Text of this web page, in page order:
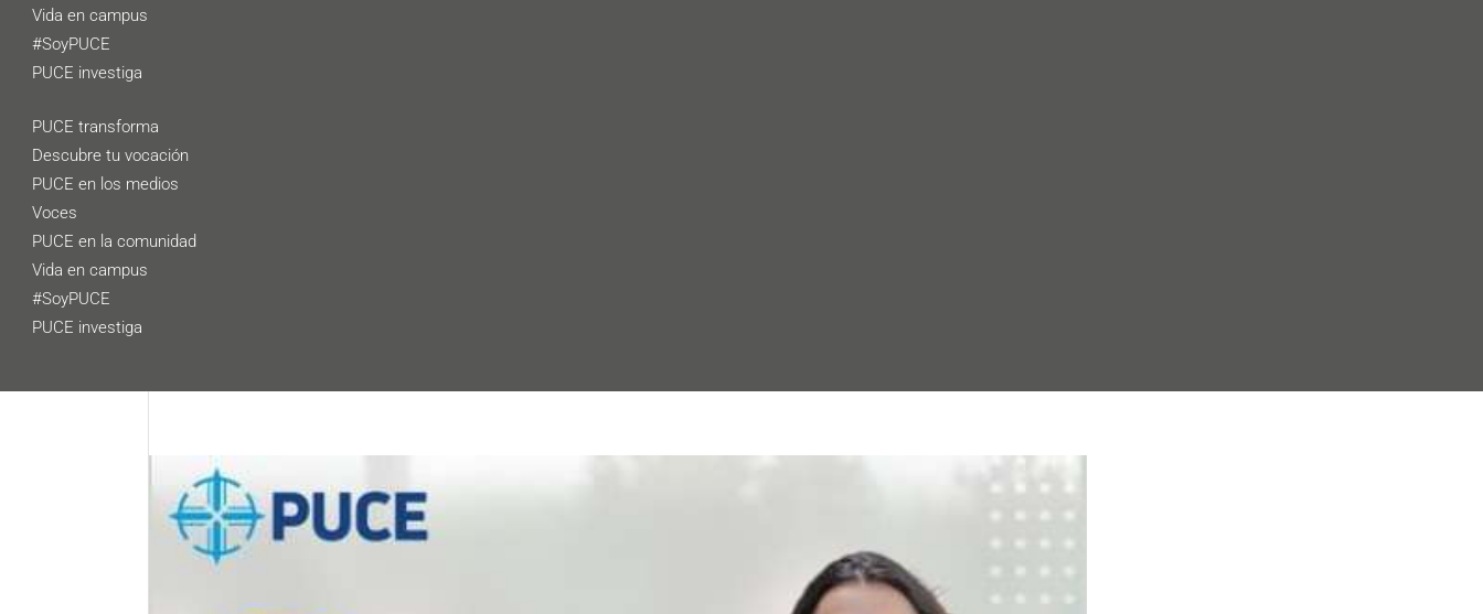
Vida en campus
#SoyPUCE
PUCE investiga
PUCE transforma
Descubre tu vocación
PUCE en los medios
Voces
PUCE en la comunidad
Vida en campus
#SoyPUCE
PUCE investiga